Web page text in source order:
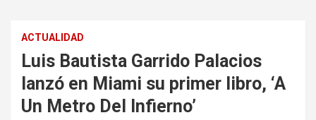
ACTUALIDAD
Luis Bautista Garrido Palacios
lanzó en Miami su primer libro, ‘A
Un Metro Del Infierno’